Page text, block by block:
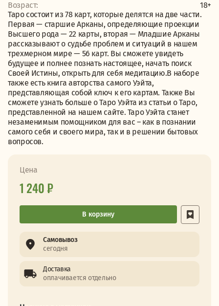
Возраст:
18+
Таро состоит из 78 карт, которые делятся на две части.
Первая — старшие Арканы, определяющие проекции
Высшего рода — 22 карты, вторая — Младшие Арканы
рассказывают о судьбе проблем и ситуаций в нашем
трехмерном мире — 56 карт. Вы сможете увидеть
будущее и полнее познать настоящее, начать поиск
Своей Истины, открыть для себя медитацию.В наборе
также есть книга авторства самого Уэйта,
представляющая собой ключ к его картам. Также Вы
сможете узнать больше о Таро Уэйта из статьи о Таро,
представленной на нашем сайте. Таро Уэйта станет
незаменимым помощником для вас – как в познании
самого себя и своего мира, так и в решении бытовых
вопросов.
Цена
1 240 ₽
В корзину
Самовывоз
сегодня
Доставка
оплачивается отдельно